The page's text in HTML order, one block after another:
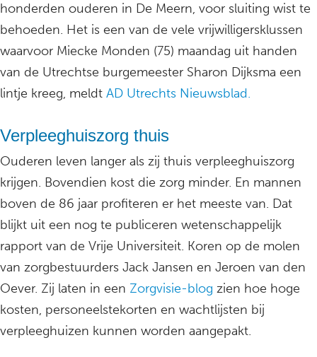
honderden ouderen in De Meern, voor sluiting wist te
behoeden. Het is een van de vele vrijwilligersklussen
waarvoor Miecke Monden (75) maandag uit handen
van de Utrechtse burgemeester Sharon Dijksma een
lintje kreeg, meldt AD Utrechts Nieuwsblad.
Verpleeghuiszorg thuis
Ouderen leven langer als zij thuis verpleeghuiszorg
krijgen. Bovendien kost die zorg minder. En mannen
boven de 86 jaar profiteren er het meeste van. Dat
blijkt uit een nog te publiceren wetenschappelijk
rapport van de Vrije Universiteit. Koren op de molen
van zorgbestuurders Jack Jansen en Jeroen van den
Oever. Zij laten in een Zorgvisie-blog zien hoe hoge
kosten, personeelstekorten en wachtlijsten bij
verpleeghuizen kunnen worden aangepakt.